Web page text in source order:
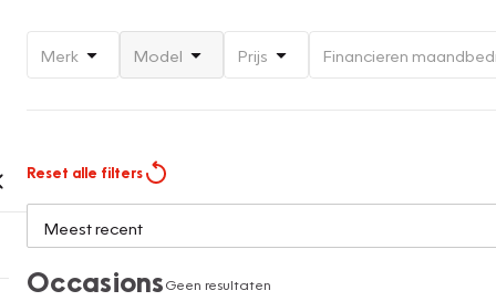
Merk Model Prijs Financieren
Reset alle filters
OccasionsGeen resultaten